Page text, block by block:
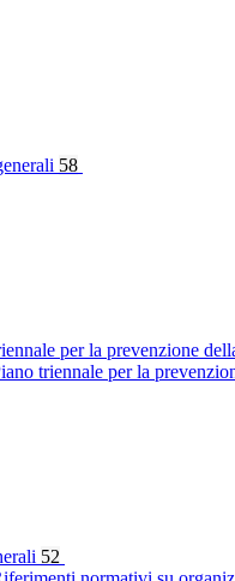
58
per la prevenzione
triennale per la
52